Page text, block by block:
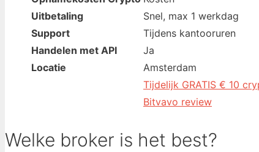
Uitbetaling
Snel, max 1 werkdag
Support
Tijdens kantooruren
Handelen met API
Ja
Locatie
Amsterdam
Tijdelijk GRATIS € 10
Bitvavo review
Welke broker is het best?